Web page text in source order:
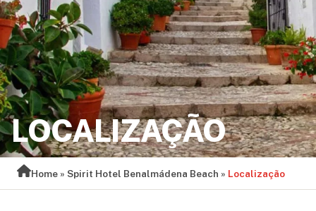
LOCALIZAÇÃO
Home »Spirit Hotel Benalmádena Beach » Localização